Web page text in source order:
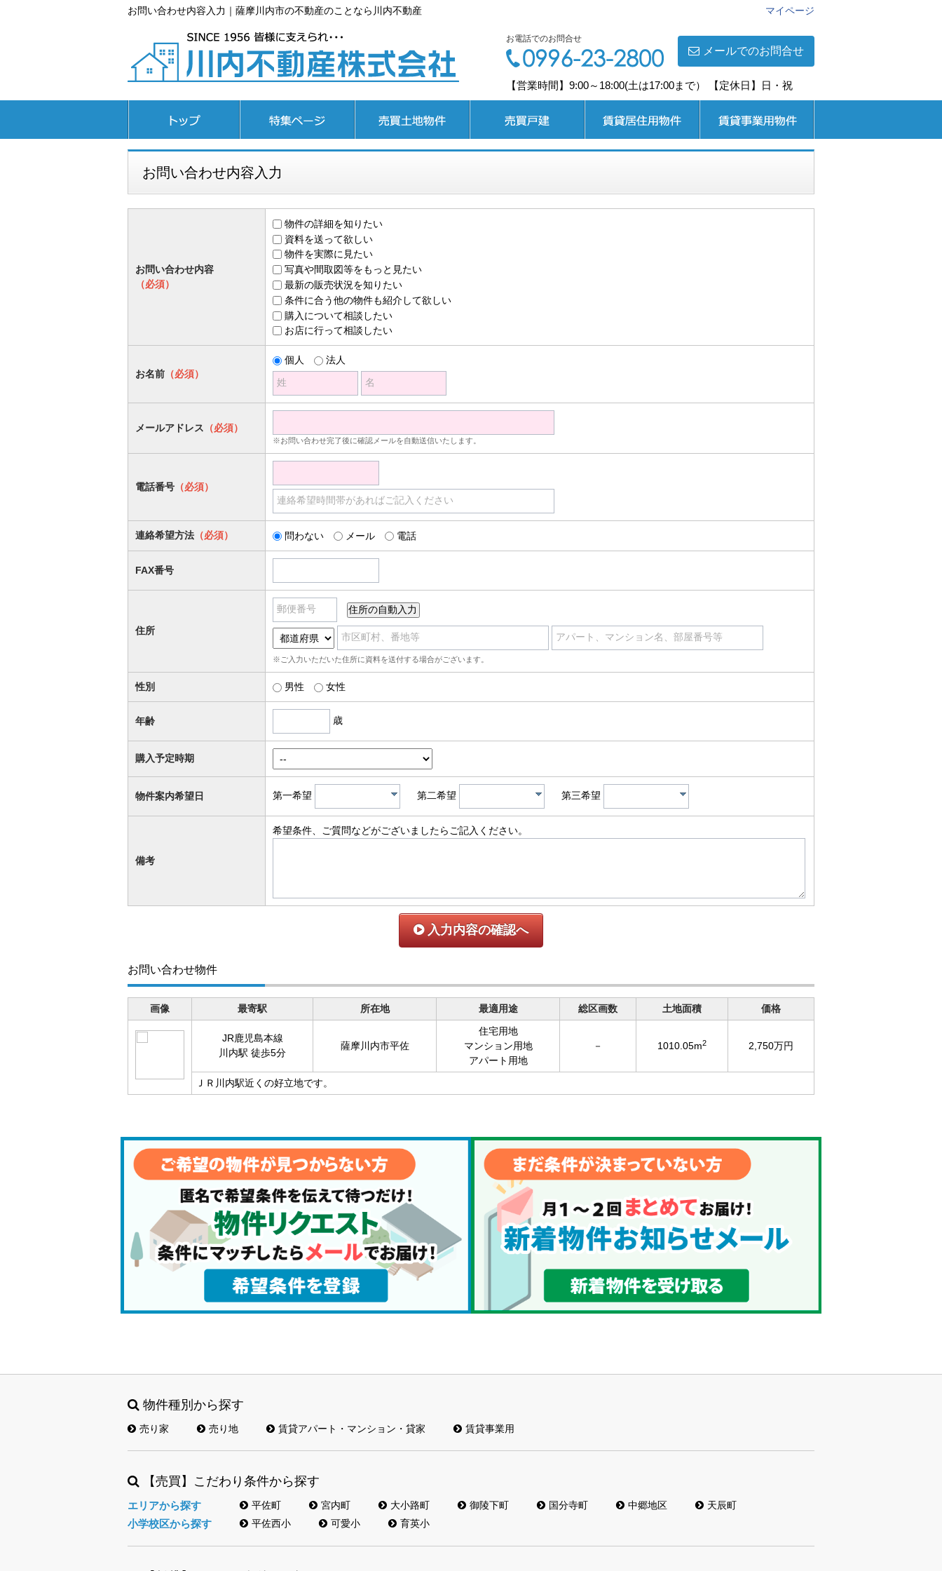
お問い合わせ内容入力｜薩摩川内市の不動産のことなら川内不動産 マイページ
メールでのお問合せ
お電話でのお問合せ
【営業時間】9:00～18:00(土は17:00まで） 【定休日】日・祝
お問い合わせ内容入力
お問い合わせ内容
（必須）
物件の詳細を知りたい
資料を送って欲しい
物件を実際に見たい
写真や間取図等をもっと見たい
最新の販売状況を知りたい
条件に合う他の物件も紹介して欲しい
購入について相談したい
お店に行って相談したい
お名前 （必須）
個人
法人
姓
名
メールアドレス （必須）
※お問い合わせ完了後に確認メールを自動送信いたします。
電話番号 （必須）
連絡希望時間帯があればご記入ください
連絡希望方法 （必須） 問わない メール 電話
FAX番号
住所
郵便番号
市区町村、番地等 アパート、マンション名、部屋番号等
※ご入力いただいた住所に資料を送付する場合がございます。
性別 男性 女性
年齢 歳
購入予定時期
物件案内希望日 第一希望 第二希望 第三希望
備考
希望条件、ご質問などがございましたらご記入ください。
入力内容の確認へ
お問い合わせ物件
画像 最寄駅 所在地 最適用途 総区画数 土地面積 価格
JR鹿児島本線
川内駅 徒歩5分
薩摩川内市平佐
住宅用地
マンション用地
アパート用地
－ 1010.05m2 2,750万円
ＪＲ川内駅近くの好立地です。
物件種別から探す
売り家 売り地 賃貸アパート・マンション・貸家 賃貸事業用
【売買】こだわり条件から探す
エリアから探す 平佐町 宮内町 大小路町 御陵下町 国分寺町 中郷地区 天辰町
小学校区から探す 平佐西小 可愛小 育英小